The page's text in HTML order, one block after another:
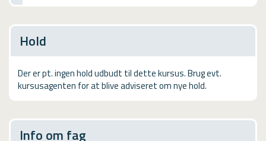
Hold
Der er pt. ingen hold udbudt til dette kursus. Brug evt.
kursusagenten for at blive adviseret om nye hold.
Info om fag